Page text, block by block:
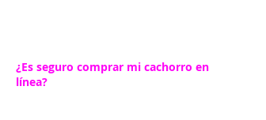
¿Es seguro comprar mi cachorro en
línea?